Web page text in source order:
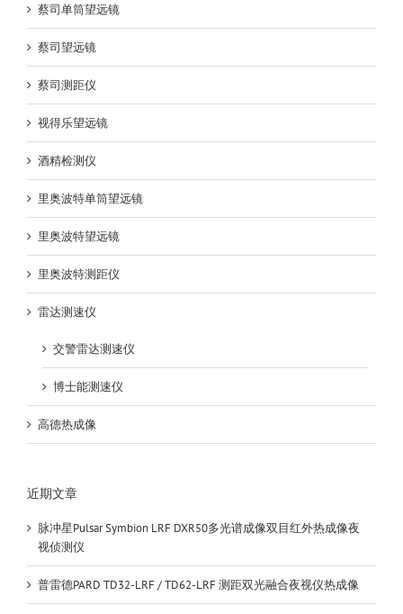
蔡司单筒望远镜
蔡司望远镜
蔡司测距仪
视得乐望远镜
酒精检测仪
里奥波特单筒望远镜
里奥波特望远镜
里奥波特测距仪
雷达测速仪
交警雷达测速仪
博士能测速仪
高德热成像
近期文章
脉冲星Pulsar Symbion LRF DXR50多光谱成像双目红外热成像夜
视侦测仪
普雷德PARD TD32-LRF / TD62-LRF 测距双光融合夜视仪热成像